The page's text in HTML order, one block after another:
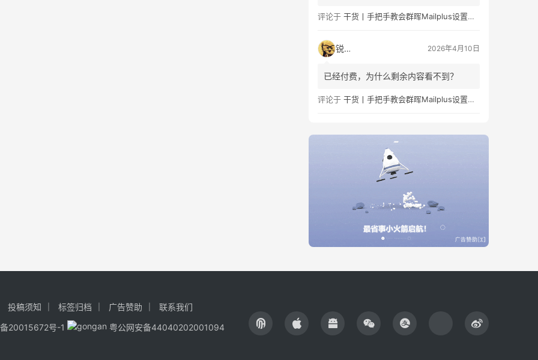
评论于 干货丨手把手教会群晖Mailplus设置及邮件免拒收（SPF、DMARC、DKIM）
锐子 2026年4月10日
已经付费，为什么剩余内容看不到？
评论于 干货丨手把手教会群晖Mailplus设置及邮件免拒收（SPF、DMARC、DKIM）
投稿须知 标签归档 广告赞助
联系我们
20015672号-1
粤公网安备44040202001094